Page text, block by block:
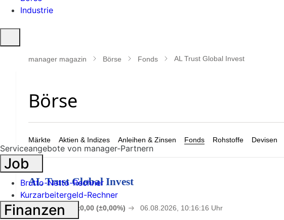
Industrie
öffnen
manager magazin Börse Fonds AL Trust Global Invest
Märkte Aktien & Indizes Anleihen & Zinsen Fonds Rohstoffe Devisen
AL Trust Global Invest
147,31 ±0,00 (±0,00%) 06.08.2026, 10:16:16 Uhr
Serviceangebote von manager-Partnern
Job
Brutto-Netto-Rechner
Kurzarbeitergeld-Rechner
Finanzen